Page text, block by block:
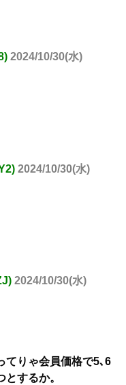
2024/10/30(水)
2024/10/30(水)
2024/10/30(水)
てりゃ会員価格で5､6
するか。